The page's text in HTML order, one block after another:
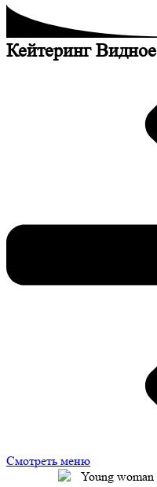
Кейтеринг Видное
Смотреть меню